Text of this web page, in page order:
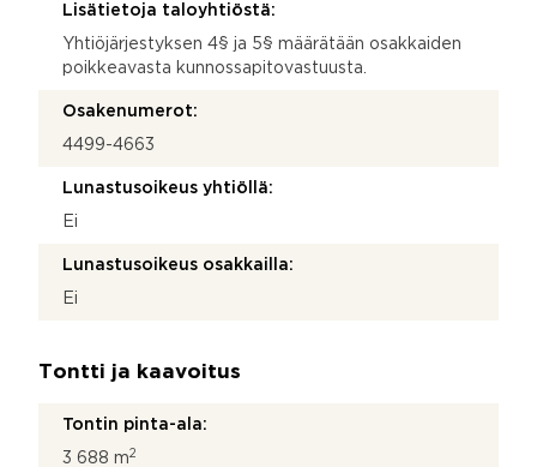
Lisätietoja taloyhtiöstä:
Yhtiöjärjestyksen 4§ ja 5§ määrätään osakkaiden
poikkeavasta kunnossapitovastuusta.
Osakenumerot:
4499-4663
Lunastusoikeus yhtiöllä:
Ei
Lunastusoikeus osakkailla:
Ei
Tontti ja kaavoitus
Tontin pinta-ala:
3 688 m2